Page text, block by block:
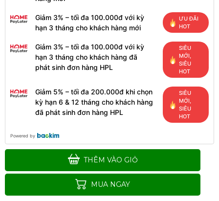
Giảm 3% – tối đa 100.000đ với kỳ
hạn 3 tháng cho khách hàng mới
ƯU ĐÃI
HOT
Giảm 3% – tối đa 100.000đ với kỳ
hạn 3 tháng cho khách hàng đã
phát sinh đơn hàng HPL
SIÊU
MỚI,
SIÊU
HOT
Giảm 5% – tối đa 200.000đ khi chọn
kỳ hạn 6 & 12 tháng cho khách hàng
đã phát sinh đơn hàng HPL
SIÊU
MỚI,
SIÊU
HOT
Powered by
THÊM VÀO GIỎ
MUA NGAY
Drum máy in Brother DR 2385
220.000đ
RUY BĂNG MỰC THAY MÁY
EPSON LQ-310
180.000đ